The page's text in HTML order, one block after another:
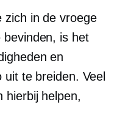
zich in de vroege
is het
en
te breiden. Veel
hierbij helpen,